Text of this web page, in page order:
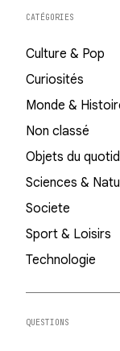
CATÉGORIES
Culture & Pop
Curiosités
Monde &
Non classé
Objets du
Sciences &
Societe
Sport & Loisirs
Technologie
QUESTIONS